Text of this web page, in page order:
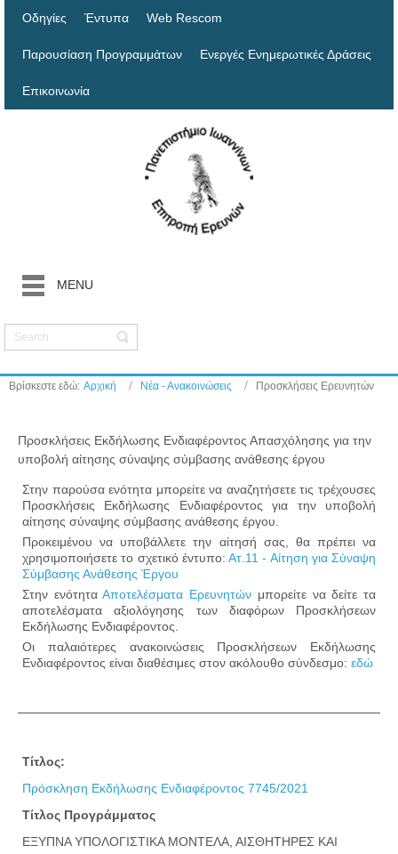
Οδηγίες Έντυπα Web Rescom
Παρουσίαση Προγραμμάτων Ενεργές Ενημερωτικές Δράσεις
Επικοινωνία
MENU
Βρίσκεστε εδώ: Αρχική Νέα - Ανακοινώσεις Προσκλήσεις Ερευνητών
Προσκλήσεις Εκδήλωσης Ενδιαφέροντος Απασχόλησης για την
υποβολή αίτησης σύναψης σύμβασης ανάθεσης έργου
Στην παρούσα ενότητα μπορείτε να αναζητήσετε τις τρέχουσες
Προσκλήσεις Εκδήλωσης Ενδιαφέροντος για την υποβολή
αίτησης σύναψης σύμβασης ανάθεσης έργου.
Προκειμένου να υποβάλλετε την αίτησή σας, θα πρέπει να
χρησιμοποιήσετε το σχετικό έντυπο: Ατ.11 - Αίτηση για Σύναψη
Σύμβασης Ανάθεσης Έργου
Στην ενότηταΑποτελέσματα Ερευνητών μπορείτε να δείτε τα
αποτελέσματα αξιολόγησης των διαφόρων Προσκλήσεων
Εκδήλωσης Ενδιαφέροντος.
Οι παλαιότερες ανακοινώσεις Προσκλήσεων Εκδήλωσης
Ενδιαφέροντος είναι διαθέσιμες στον ακόλουθο σύνδεσμο: εδώ
Τίτλος:
Πρόσκληση Εκδήλωσης Ενδιαφέροντος 7745/2021
Τίτλος Προγράμματος
ΕΞΥΠΝΑ ΥΠΟΛΟΓΙΣΤΙΚΑ ΜΟΝΤΕΛΑ, ΑΙΣΘΗΤΗΡΕΣ ΚΑΙ